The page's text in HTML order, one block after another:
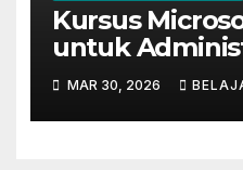
Kursus
untuk
Perkantoran di
MAR 30, 2026